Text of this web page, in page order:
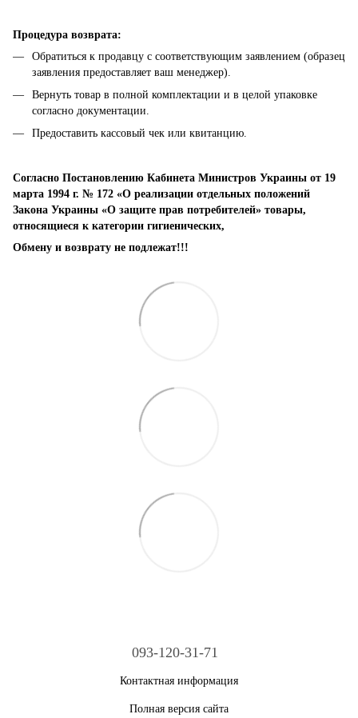
Процедура возврата:
Обратиться к продавцу с соответствующим заявлением (образец
заявления предоставляет ваш менеджер).
Вернуть товар в полной комплектации и в целой упаковке
согласно документации.
Предоставить кассовый чек или квитанцию.
Согласно Постановлению Кабинета Министров Украины от 19
марта 1994 г. № 172 «О реализации отдельных положений
Закона Украины «О защите прав потребителей» товары,
относящиеся к категории гигиенических,
Обмену и возврату не подлежат!!!
093-120-31-71
Контактная информация
Полная версия сайта